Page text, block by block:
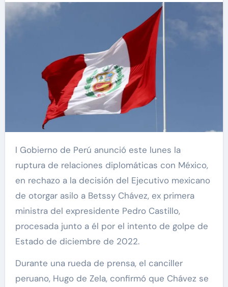
l Gobierno de Perú anunció este lunes la
ruptura de relaciones diplomáticas con México,
en rechazo a la decisión del Ejecutivo mexicano
de otorgar asilo a Betssy Chávez, ex primera
ministra del expresidente Pedro Castillo,
procesada junto a él por el intento de golpe de
Estado de diciembre de 2022.
Durante una rueda de prensa, el canciller
peruano, Hugo de Zela, confirmó que Chávez se